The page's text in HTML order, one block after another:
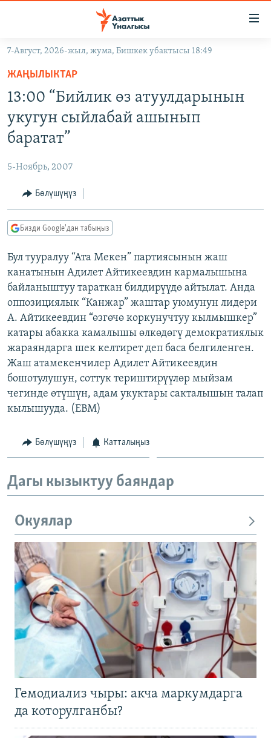
Навигацияга
өтүңүз
салыңыз
КЫРГЫЗСТАН
МАДАНИЯТ
УКРАИНА
ТВ ПРОГРАММАЛАР
БҮГҮН АЗАТТЫКТА
ДАНИСТЕ
ЭЖЕ-СИҢДИЛЕР
АЗАТТЫК+
ЫҢГАЙСЫЗ СУРООЛОР
ПОДКАСТ
ОНЛАЙН ШЕРИНЕ
ЭЕ/АРнун бардык сайттары
7-Август, 2026-жыл, жума, Бишкек убактысы 18:49
ЖАҢЫЛЫКТАР
13:00 “Бийлик өз атуулдарынын
укугун сыйлабай ашынып
баратат”
5-Ноябрь, 2007
Бөлүшүңүз
Бизди Google'дан табыңыз
Бул тууралуу “Ата Мекен” партиясынын жаш
канатынын Адилет Айтикеевдин кармалышына
байланыштуу тараткан билдирүүдө айтылат. Анда
оппозициялык “Канжар” жаштар уюмунун лидери
А. Айтикеевдин “өзгөчө коркунучтуу кылмышкер”
катары абакка камалышы өлкөдөгү демократиялык
жараяндарга шек келтирет деп баса белгиленген.
Жаш атамекенчилер Адилет Айтикеевдин
бошотулушун, соттук териштирүүлөр мыйзам
чегинде өтүшүн, адам укуктары сакталышын талап
кылышууда. (EBM)
Бөлүшүңүз Катталыңыз
Дагы кызыктуу баяндар
Окуялар
Гемодиализ чыры: акча маркумдарга
да которулганбы?